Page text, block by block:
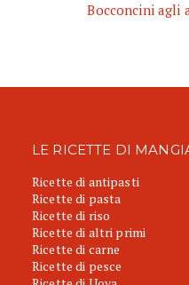
Bocconcini agli
LE RICETTE DI
Ricette di antipasti
Ricette di pasta
Ricette di riso
Ricette di altri primi
Ricette di carne
Ricette di pesce